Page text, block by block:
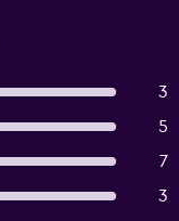
3
5
7
3